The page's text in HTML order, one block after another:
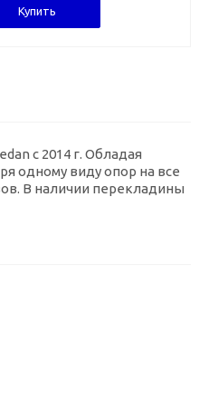
Купить
с 2014 г. Обладая
одному виду опор на все
В наличии перекладины